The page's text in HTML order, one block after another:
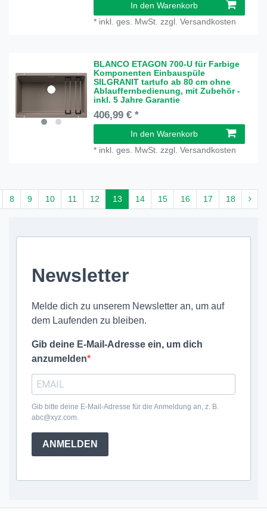
In den Warenkorb
* inkl. ges. MwSt. zzgl.Versandkosten
BLANCO ETAGON 700-U für Farbige
Komponenten Einbauspüle
SILGRANIT tartufo ab 80 cm ohne
Ablauffernbedienung, mit Zubehör -
inkl. 5 Jahre Garantie
406,99 € *
In den Warenkorb
* inkl. ges. MwSt. zzgl.Versandkosten
8 9 10 11 12 13 14 15 16 17 18
Newsletter
Melde dich zu unserem Newsletter an, um auf
dem Laufenden zu bleiben.
Gib deine E-Mail-Adresse ein, um dich
anzumelden
Gib bitte deine E-Mail-Adresse für die Anmeldung an, z. B.
abc@xyz.com.
ANMELDEN